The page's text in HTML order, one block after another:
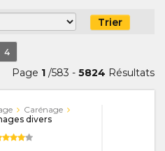
Trier
4
Page 1 /583 - 5824 Résultats
Carénage
divers